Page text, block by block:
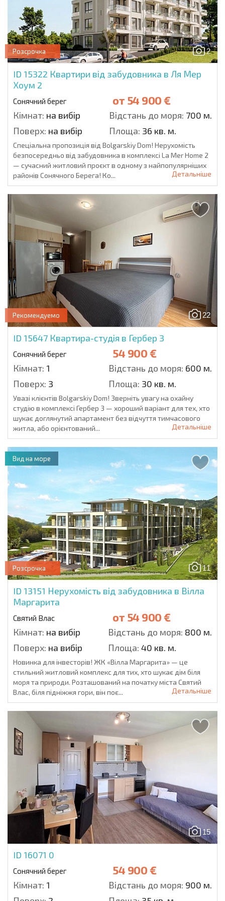
2
Розсрочка
ID 15322 Квартири від забудовника в Ля Мер
Хоум 2
Сонячний берег от 54 900 €
Кімнат: на вибір Відстань до моря: 700 м.
Поверх: на вибір Площа: 36 кв. м.
Спеціальна пропозиція від Bolgarskiy Dom! Нерухомість
безпосередньо від забудовника в комплексі La Mer Home 2
— сучасний житловий проєкт в одному з найпопулярніших
районів Сонячного Берега! Ко...
Детальніше
22
Рекомендуемо
ID 15647 Квартира-студія в Гербер 3
Сонячний берег 54 900 €
Кімнат: 1 Відстань до моря: 600 м.
Поверх: 3 Площа: 30 кв. м.
Увазі клієнтів Bolgarskiy Dom! Зверніть увагу на охайну
студію в комплексі Гербер 3 — хороший варіант для тех, хто
шукає доглянутий апартамент без відчуття тимчасового
житла, або орієнтований...
Детальніше
11
Розсрочка
ID 13151 Нерухомість від забудовника в Вілла
Маргарита
Святий Влас от 54 900 €
Кімнат: на вибір Відстань до моря: 800 м.
Поверх: на вибір Площа: 40 кв. м.
Вид на море
Новинка для інвесторів! ЖК «Вілла Маргарита» — це
стильний житловий комплекс для тих, хто шукає дім біля
моря та природи. Розташований на початку міста Святий
Влас, біля підніжжя гори, він поє...
Детальніше
15
ID 16071 0
Сонячний берег 54 900 €
Кімнат: 1 Відстань до моря: 900 м.